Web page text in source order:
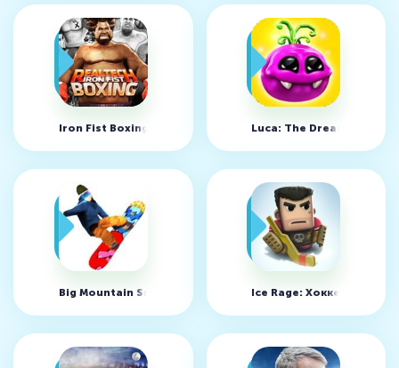
Iron Fist Boxing v5.6.1 Luca: The Dreamer v2.1
Big Mountain Snowboarding v1.38.2Ice Rage: Хоккей v1.0.30